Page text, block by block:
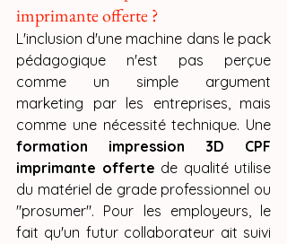
imprimante offerte ?
L'inclusion d'une machine dans le pack
pédagogique n'est pas perçue
comme un simple argument
marketing par les entreprises, mais
formation impression 3D CPF
imprimante offerte de qualité utilise
du matériel de grade professionnel ou
"prosumer". Pour les employeurs, le
fait qu'un futur collaborateur ait suivi